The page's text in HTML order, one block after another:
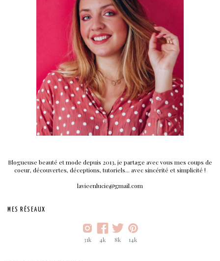
Blogueuse beauté et mode depuis 2013, je partage avec vous mes coups de
coeur, découvertes, déceptions, tutoriels... avec sincérité et simplicité !
lavieenlucie@gmail.com
MES RÉSEAUX
31k 4k 8k 14k